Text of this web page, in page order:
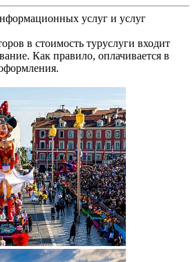
услуг и услуг
в стоимость туруслуги входит
Как правило, оплачивается в